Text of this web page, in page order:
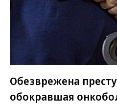
Обезврежена
обокравшая